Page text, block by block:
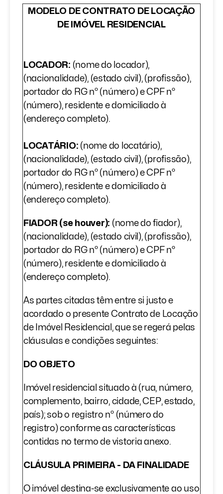
MODELO DE CONTRATO DE LOCAÇÃO
DE IMÓVEL RESIDENCIAL
LOCADOR: (nome do locador),
(nacionalidade), (estado civil), (profissão),
portador do RG nº (número) e CPF nº
(número), residente e domiciliado à
(endereço completo).
LOCATÁRIO: (nome do locatário),
(nacionalidade), (estado civil), (profissão),
portador do RG nº (número) e CPF nº
(número), residente e domiciliado à
(endereço completo).
FIADOR (se houver): (nome do fiador),
(nacionalidade), (estado civil), (profissão),
portador do RG nº (número) e CPF nº
(número), residente e domiciliado à
(endereço completo).
As partes citadas têm entre si justo e
acordado o presente Contrato de Locação
de Imóvel Residencial, que se regerá pelas
cláusulas e condições seguintes:
DO OBJETO
Imóvel residencial situado à (rua, número,
complemento, bairro, cidade, CEP, estado,
país); sob o registro nº (número do
registro) conforme as características
contidas no termo de vistoria anexo.
CLÁUSULA PRIMEIRA - DA FINALIDADE
O imóvel destina-se exclusivamente ao uso